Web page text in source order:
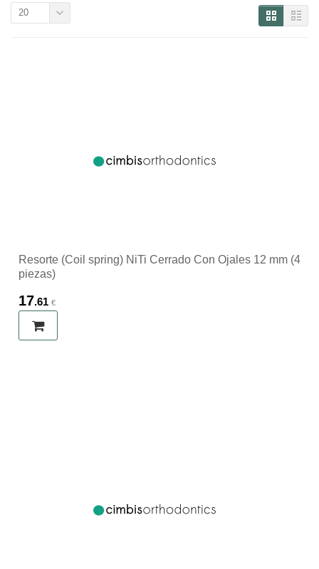
20
Resorte (Coil spring) NiTi Cerrado Con Ojales 12 mm (4
piezas)
17.61 €